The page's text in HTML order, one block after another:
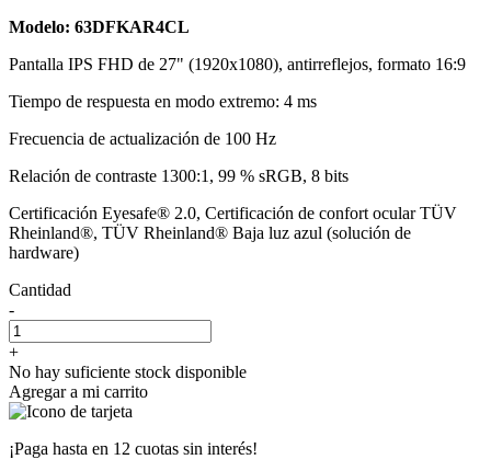
Modelo: 63DFKAR4CL
Pantalla IPS FHD de 27" (1920x1080), antirreflejos, formato 16:9
Tiempo de respuesta en modo extremo: 4 ms
Frecuencia de actualización de 100 Hz
Relación de contraste 1300:1, 99 % sRGB, 8 bits
Certificación Eyesafe® 2.0, Certificación de confort ocular TÜV
Rheinland®, TÜV Rheinland® Baja luz azul (solución de
hardware)
Cantidad
-
+
No hay suficiente stock disponible
Agregar a mi carrito
¡Paga hasta en 12 cuotas sin interés!